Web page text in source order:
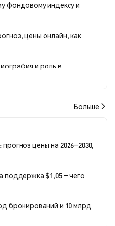
фондовому индексу и
цены онлайн, как
и роль в
Больше
цены на 2026–2030,
поддержка $1,05 – чего
бронирований и 10 млрд